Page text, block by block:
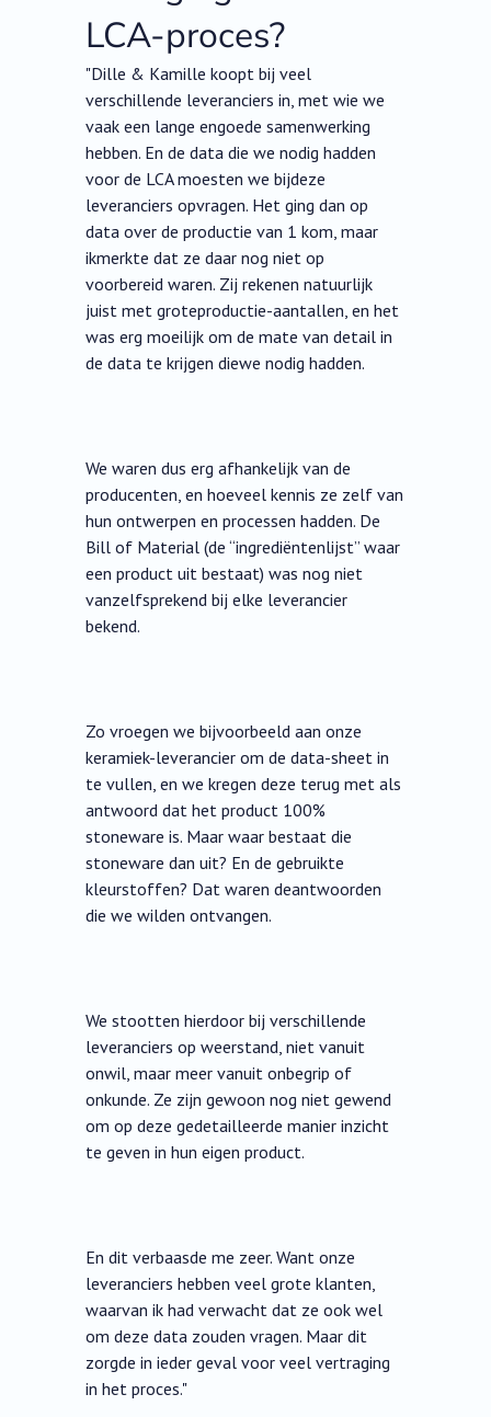
LCA-proces?
"Dille & Kamille koopt bij veel
verschillende leveranciers in, met wie we
vaak een lange engoede samenwerking
hebben. En de data die we nodig hadden
voor de LCA moesten we bijdeze
leveranciers opvragen. Het ging dan op
data over de productie van 1 kom, maar
ikmerkte dat ze daar nog niet op
voorbereid waren. Zij rekenen natuurlijk
juist met groteproductie-aantallen, en het
was erg moeilijk om de mate van detail in
de data te krijgen diewe nodig hadden.
We waren dus erg afhankelijk van de
producenten, en hoeveel kennis ze zelf van
hun ontwerpen en processen hadden. De
Bill of Material (de “ingrediëntenlijst” waar
een product uit bestaat) was nog niet
vanzelfsprekend bij elke leverancier
bekend.
Zo vroegen we bijvoorbeeld aan onze
keramiek-leverancier om de data-sheet in
te vullen, en we kregen deze terug met als
antwoord dat het product 100%
stoneware is. Maar waar bestaat die
stoneware dan uit? En de gebruikte
kleurstoffen? Dat waren deantwoorden
die we wilden ontvangen.
We stootten hierdoor bij verschillende
leveranciers op weerstand, niet vanuit
onwil, maar meer vanuit onbegrip of
onkunde. Ze zijn gewoon nog niet gewend
om op deze gedetailleerde manier inzicht
te geven in hun eigen product.
En dit verbaasde me zeer. Want onze
leveranciers hebben veel grote klanten,
waarvan ik had verwacht dat ze ook wel
om deze data zouden vragen. Maar dit
zorgde in ieder geval voor veel vertraging
in het proces."